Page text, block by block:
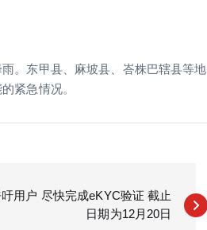
。东甲县、麻坡县、峇株巴辖县等地
紧急情况。
用户 尽快完成eKYC验证 截止
日期为12月20日